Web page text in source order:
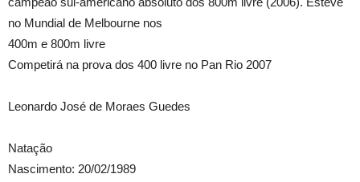
no Mundial de Melbourne nos
400m e 800m livre
Competirá na prova dos 400 livre no Pan Rio 2007
Leonardo José de Moraes Guedes
Natação
Nascimento: 20/02/1989